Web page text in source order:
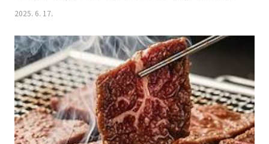
시피와 꿀팁을 소개합니다. 1. 춘권의 매력과 역사춘권이라는 이름은 주
하였습니다.중국어로는 춘쥐안(chūnjuǎn)이라고 발음하며,원래는 긴 겨
울이 지나고 새로 나는 신선한 봄채소를 밀전병에 싸서 먹던 것에서 시작
되었습니다.여러 모양과 크기를 지닌 춘권은 수세기에 걸쳐 아시아에서
유명한 간식거리가 되어왔습니다.현재는 각 나라와 지역마다 조금씩 다
른 방식으로 발전하여, 튀긴 춘권부터 생춘권까지 다양한 형태로 사랑받
고 있습니다.얇..
2025. 6. 17.